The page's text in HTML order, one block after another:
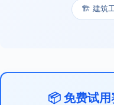
🏗️ 建筑
📦 免费试